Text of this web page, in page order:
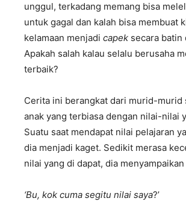
unggul, terkadang memang bisa
untuk gagal dan kalah bisa membuat
kelamaan menjadi capek secara batin
Apakah salah kalau selalu berusaha
terbaik?
Cerita ini berangkat dari murid-murid
anak yang terbiasa dengan nilai-nilai
Suatu saat mendapat nilai pelajaran
dia menjadi kaget. Sedikit merasa
nilai yang di dapat, dia
‘Bu, kok cuma segitu nilai saya?’